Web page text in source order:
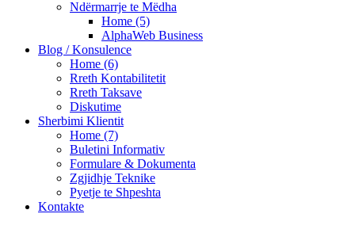
Ndërmarrje te Mëdha
Home (5)
AlphaWeb Business
Blog / Konsulence
Home (6)
Rreth Kontabilitetit
Rreth Taksave
Diskutime
Sherbimi Klientit
Home (7)
Buletini Informativ
Formulare & Dokumenta
Zgjidhje Teknike
Pyetje te Shpeshta
Kontakte